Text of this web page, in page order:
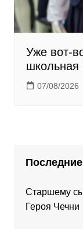
Уже вот-
школьная
07/08/2026
Старшему
Героя Чечни